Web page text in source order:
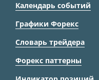
Календарь событий
Графики Форекс
Словарь трейдера
Форекс паттерны